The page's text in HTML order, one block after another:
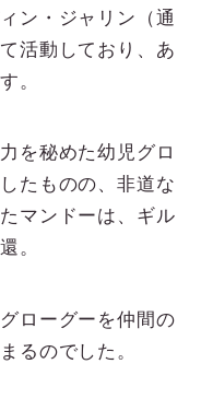
ン・ジャリン（通
活動しており、あ
。
を秘めた幼児グロ
たものの、非道な
マンドーは、ギル
。
ローグーを仲間の
るのでした。